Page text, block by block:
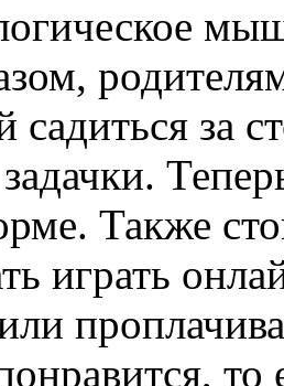
садиться за
Также
играть
то